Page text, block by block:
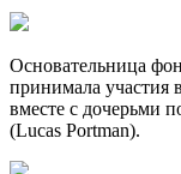
Основательница
принимала участия
вместе с дочерьми
(Lucas Portman).